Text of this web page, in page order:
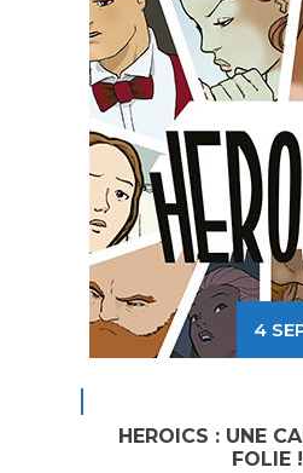
4
HEROICS : UNE
FOLIE